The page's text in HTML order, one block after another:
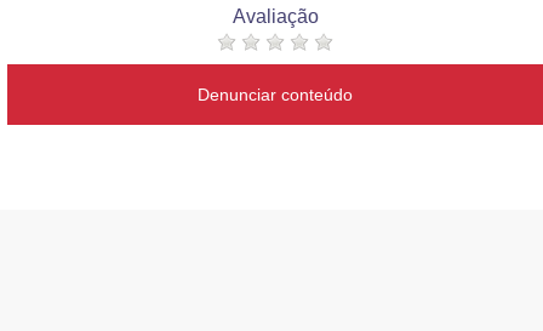
Avaliação
Denunciar conteúdo